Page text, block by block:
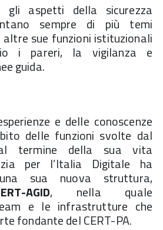
gli aspetti della sicurezza
sempre di più temi
sue funzioni istituzionali
i pareri, la vigilanza e
guida.
e delle conoscenze
delle funzioni svolte dal
termine della sua vita
per l’Italia Digitale ha
sua nuova struttura,
AGID, nella quale
e le infrastrutture che
fondante del CERT-PA.